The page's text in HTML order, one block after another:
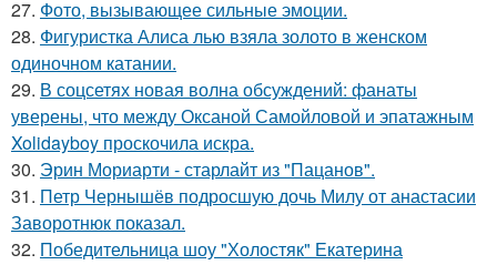
27. Фото, вызывающее сильные эмоции.
28. Фигуристка Алиса лью взяла золото в женском
одиночном катании.
29. В соцсетях новая волна обсуждений: фанаты
уверены, что между Оксаной Самойловой и эпатажным
Xolidayboy проскочила искра.
30. Эрин Мориарти - старлайт из "Пацанов".
31. Петр Чернышёв подросшую дочь Милу от анастасии
Заворотнюк показал.
32. Победительница шоу "Холостяк" Екатерина